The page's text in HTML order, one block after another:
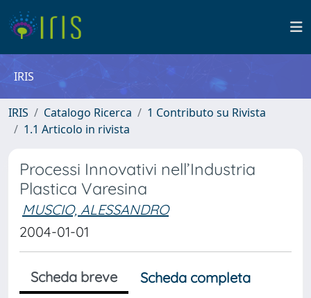
IRIS
IRIS Catalogo Ricerca
1 Contributo su Rivista
1.1 Articolo in rivista
Processi Innovativi nell’Industria
Plastica Varesina
MUSCIO, ALESSANDRO
2004-01-01
Scheda breve
Scheda completa